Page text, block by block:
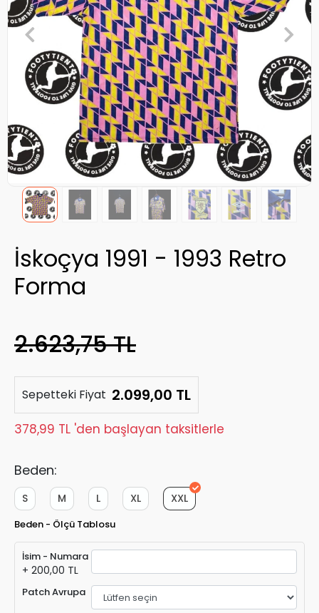
İskoçya 1991 - 1993 Retro
Forma
2.623,75 TL
Sepetteki Fiyat 2.099,00 TL
378,99 TL 'den başlayan taksitlerle
Beden:
XXL
XL
L
M
S
Beden - Ölçü Tablosu
İsim - Numara
+ 200,00 TL
Patch Avrupa